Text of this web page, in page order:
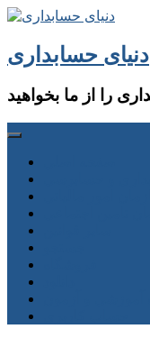
دنیای حسابداری